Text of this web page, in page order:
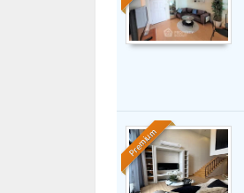
Premium